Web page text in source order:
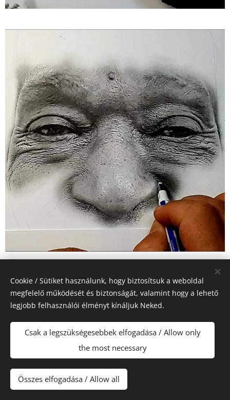
Cookie / Sütiket használunk, hogy biztosítsuk a weboldal
megfelelő működését és biztonságát, valamint hogy a lehető
legjobb felhasználói élményt kínáljuk Neked.
Csak a legszükségesebbek elfogadása / Allow only
the most necessary
Összes elfogadása / Allow all